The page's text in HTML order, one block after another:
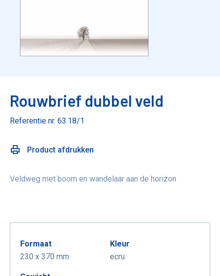
Rouwbrief dubbel veld
Referentie nr. 63.18/1
Product afdrukken
Veldweg met boom en wandelaar aan de horizon
Formaat
230 x 370 mm
Kleur
ecru